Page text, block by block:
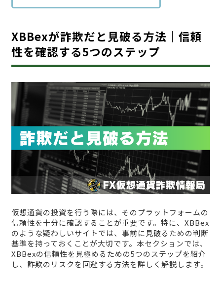
XBBexが詐欺だと見破る方法｜信頼
性を確認する5つのステップ
仮想通貨の投資を行う際には、そのプラットフォームの
信頼性を十分に確認することが重要です。特に、XBBex
のような疑わしいサイトでは、事前に見破るための判断
基準を持っておくことが大切です。本セクションでは、
XBBexの信頼性を見極めるための5つのステップを紹介
し、詐欺のリスクを回避する方法を詳しく解説します。